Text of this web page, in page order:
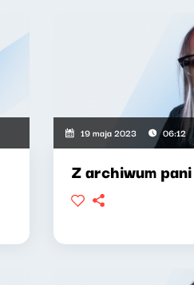
19 maja 2023 06:12
Z archiwum